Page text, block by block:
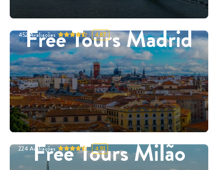
Free Tours Madrid
452 Avaliações 4.87
Free Tours Milão
224 Avaliações 4.91